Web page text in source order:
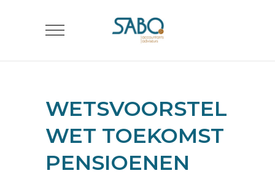
WETSVOORSTEL
WET TOEKOMST
PENSIOENEN